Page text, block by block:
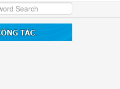
| Đề án 01 tạo chuyển biến tích cực